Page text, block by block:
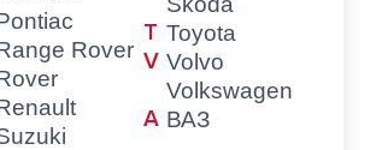
Rover
Toyota
Volvo
Volkswagen
ВАЗ